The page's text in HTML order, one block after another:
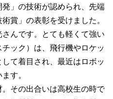
」の技術が認められ、先端
賞」の表彰を受けました。
んです。とても軽くて強い
ック）は、飛行機やロケッ
て着目され、最近はロボッ
す。
その出合いは高校生の時で